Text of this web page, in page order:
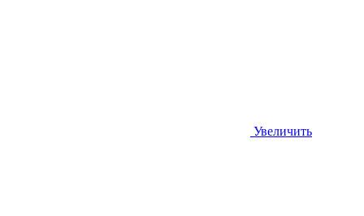
Увеличить